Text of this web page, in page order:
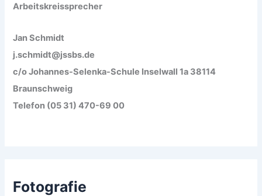
Arbeitskreissprecher
Jan Schmidt
j.schmidt@jssbs.de
c/o Johannes-Selenka-Schule Inselwall 1a 38114
Braunschweig
Telefon (05 31) 470-69 00
Fotografie